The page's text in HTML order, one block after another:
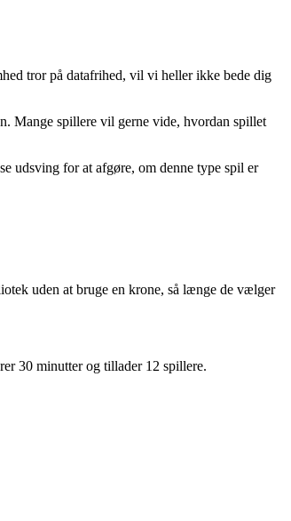
tror på datafrihed, vil vi heller ikke bede dig
Mange spillere vil gerne vide, hvordan spillet
udsving for at afgøre, om denne type spil er
uden at bruge en krone, så længe de vælger
30 minutter og tillader 12 spillere.